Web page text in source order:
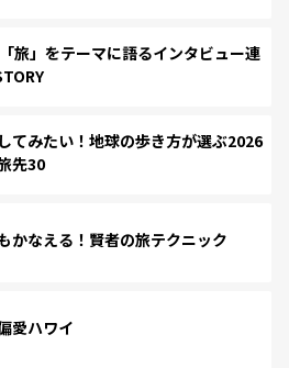
旅」をテーマに語るインタビュー連
てみたい！地球の歩き方が選ぶ2026
先30
かなえる！賢者の旅テクニック
愛ハワイ